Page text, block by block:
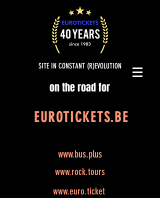
SITE IN CONSTANT (R)EVOLUTION
on the road for
EUROTICKETS.BE
www.bus.plus
www.rock.tours
www.euro.ticket